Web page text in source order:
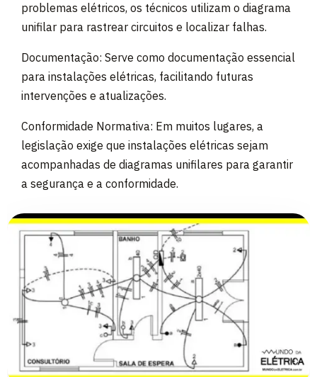
problemas elétricos, os técnicos utilizam o diagrama
unifilar para rastrear circuitos e localizar falhas.
Documentação: Serve como documentação essencial
para instalações elétricas, facilitando futuras
intervenções e atualizações.
Conformidade Normativa: Em muitos lugares, a
legislação exige que instalações elétricas sejam
acompanhadas de diagramas unifilares para garantir
a segurança e a conformidade.